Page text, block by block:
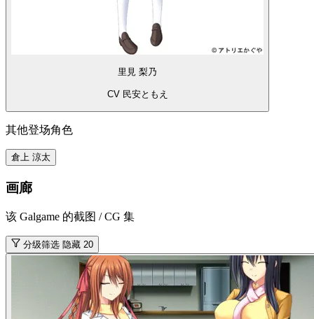
里見 梨乃
CV 民安ともえ
其他登场角色
倉上 涼太
画廊
该 Galgame 的截图 / CG 集
分级筛选隐藏 20